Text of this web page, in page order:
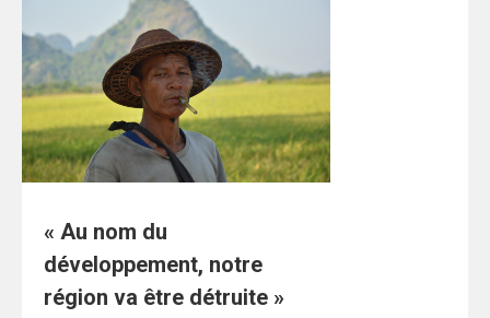
« Au nom du
développement, notre
région va être détruite »